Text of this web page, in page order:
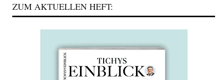
ZUM AKTUELLEN HEFT: